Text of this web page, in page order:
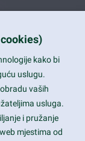
kako bi
uslugu.
vaših
usluga.
i pružanje
mjestima od